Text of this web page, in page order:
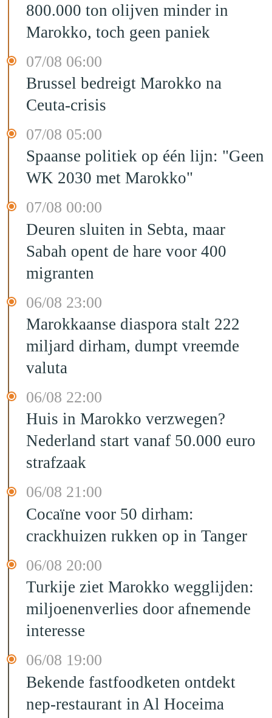
800.000 ton olijven minder in
Marokko, toch geen paniek
07/08 06:00
Brussel bedreigt Marokko na
Ceuta-crisis
07/08 05:00
Spaanse politiek op één lijn: "Geen
WK 2030 met Marokko"
07/08 00:00
Deuren sluiten in Sebta, maar
Sabah opent de hare voor 400
migranten
06/08 23:00
Marokkaanse diaspora stalt 222
miljard dirham, dumpt vreemde
valuta
06/08 22:00
Huis in Marokko verzwegen?
Nederland start vanaf 50.000 euro
strafzaak
06/08 21:00
Cocaïne voor 50 dirham:
crackhuizen rukken op in Tanger
06/08 20:00
Turkije ziet Marokko wegglijden:
miljoenenverlies door afnemende
interesse
06/08 19:00
Bekende fastfoodketen ontdekt
nep-restaurant in Al Hoceima